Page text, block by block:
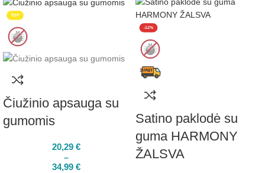
TOP
Čiužinio apsauga su
gumomis
20,29 €
–
34,99 €
-12%
Satino paklodė su
guma HARMONY
ŽALSVA